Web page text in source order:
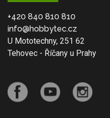
+420 840 810 810
info@hobbytec.cz
U Mototechny, 251 62
Tehovec - Říčany u Prahy